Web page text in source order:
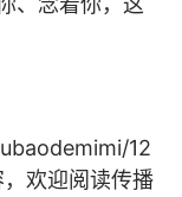
12
欢迎阅读传播